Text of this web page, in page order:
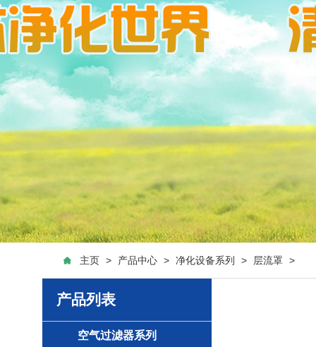
主页 > 产品中心 > 净化设备系列 > 层流罩 >
产品列表
空气过滤器系列